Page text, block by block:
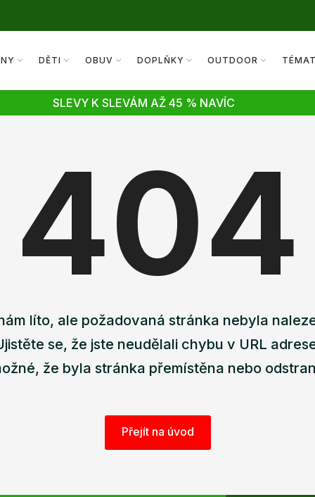
DĚTI OBUV DOPLŇKY OUTDOOR
SLEVY K SLEVÁM AŽ 45 % NAVÍC
404
líto, ale požadovaná stránka nebyla
se, že jste neudělali chybu v URL
že byla stránka přemístěna nebo
Přejít na úvod